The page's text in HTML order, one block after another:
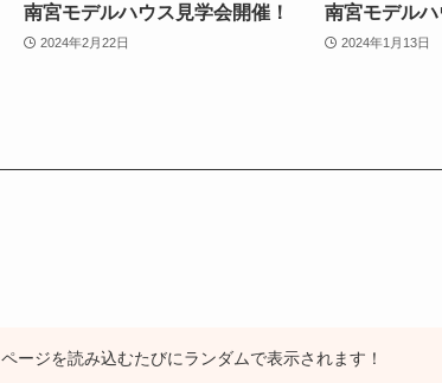
南宮モデルハウス見学会開催！
2024年2月22日
南宮モデルハ
2024年1月13日
ページを読み込むたびにランダムで表示されます！